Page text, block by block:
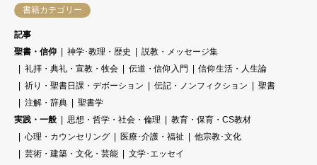
書籍カテゴリー
記事
聖書・信仰
神学･教理・歴史
説教・メッセージ集
礼拝・典礼・宣教・牧会
伝道・信仰入門
信仰生活・人生論
祈り・聖書日課・デボーション
伝記・ノンフィクション
聖書
注解・辞典
聖書学
実践・一般
思想・哲学・社会・倫理
教育・保育・CS教材
心理・カウンセリング
医療･介護・福祉
他宗教･文化
芸術・建築・文化・芸能
文学･エッセイ